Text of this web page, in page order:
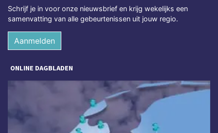
Schrijf je in voor onze nieuwsbrief en krijg wekelijks een
samenvatting van alle gebeurtenissen uit jouw regio.
Aanmelden
ONLINE DAGBLADEN